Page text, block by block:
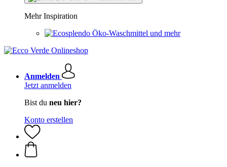
Mehr Inspiration
Öko-Waschmittel und mehr
Anmelden
Jetzt anmelden
Bist du neu hier?
Konto erstellen